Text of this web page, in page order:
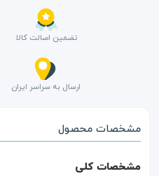
تضمین اصالت کالا
ارسال به سراسر ایران
مشخصات محصول
مشخصات کلی